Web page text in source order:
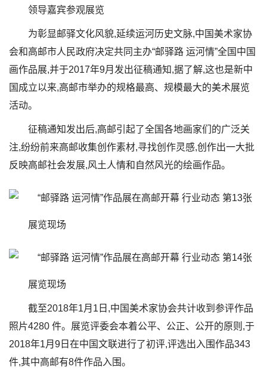
领导嘉宾参观展览
为彰显邮驿文化风貌,延续运河历史文脉,中国美术家协
会和高邮市人民政府决定共同主办“邮驿路 运河情”全国中国
画作品展,并于2017年9月发出征稿通知,据了解,这也是新中
国成立以来,高邮市举办的规格最高、规模最大的美术展览
活动。
征稿通知发出后,高邮引起了全国各地画家们的广泛关
注,纷纷前来高邮收集创作素材,寻找创作灵感,创作出一大批
反映高邮社会发展,风土人情和自然风光的绘画作品。
展览现场
展览现场
截至2018年1月1日,中国美术家协会共计收到参评作品
照片4280 件。展览评委会本着公平、公正、公开的原则,于
2018年1月9日在中国文联进行了初评,评选出入围作品343
件,其中高邮有8件作品入围。